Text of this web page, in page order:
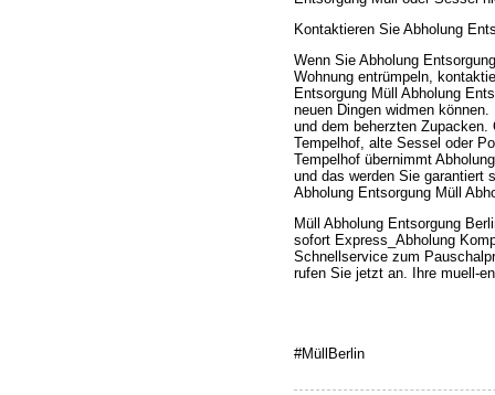
Kontaktieren Sie Abholung
Wenn Sie Abholung
Wohnung entrümpeln,
Entsorgung Müll Abholung
neuen Dingen widmen
und dem beherzten Zupacken.
Tempelhof, alte Sessel oder
Tempelhof übernimmt
und das werden Sie garantiert
Abholung Entsorgung Müll
Müll Abholung Entsorgung
sofort Express_Abholung
Schnellservice zum
rufen Sie jetzt an. Ihre muell-
#MüllBerlin